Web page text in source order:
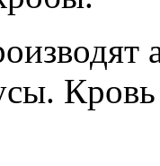
Кровь